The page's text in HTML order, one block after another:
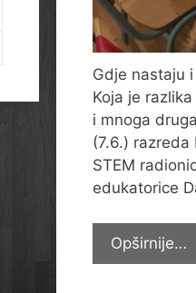
Gdje nastaju
Koja je
i mnoga
(7.6.)
STEM
edukatorice
Opširnije…
u